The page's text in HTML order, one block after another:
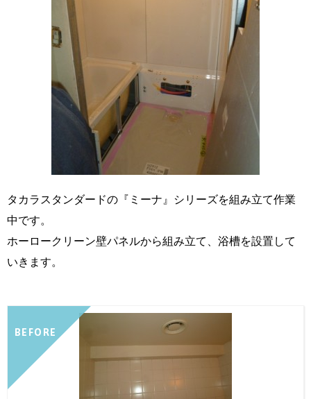
タカラスタンダードの『ミーナ』シリーズを組み立て作業
中です。
ホーロークリーン壁パネルから組み立て、浴槽を設置して
いきます。
BEFORE